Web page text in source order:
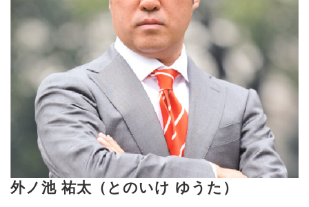
外ノ池 祐太（とのいけ ゆうた）